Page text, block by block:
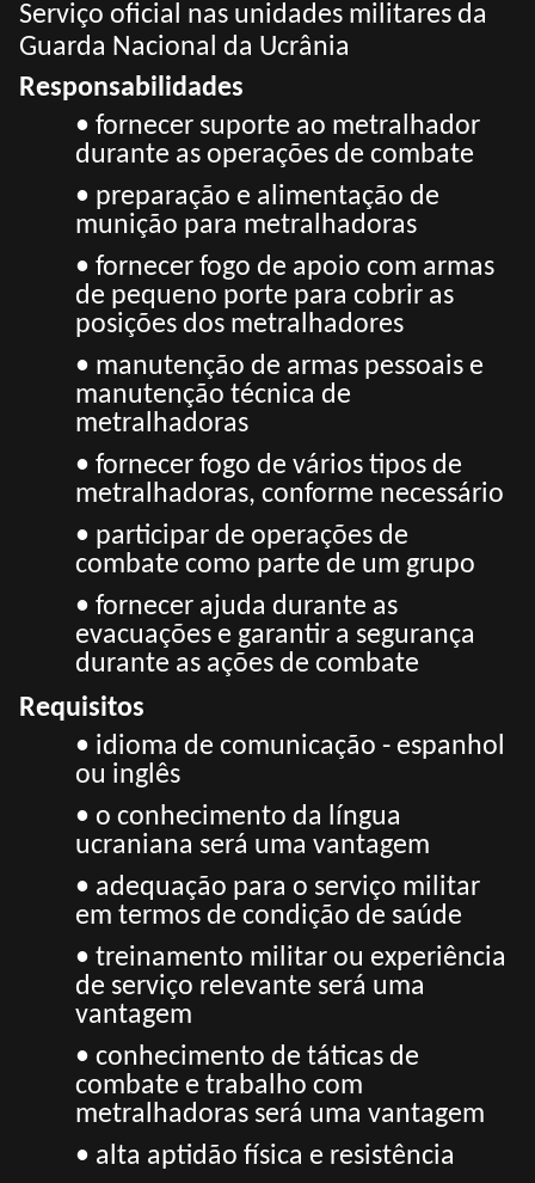
Serviço oficial nas unidades militares da
Guarda Nacional da Ucrânia
Responsabilidades
• fornecer suporte ao metralhador
durante as operações de combate
• preparação e alimentação de
munição para metralhadoras
• fornecer fogo de apoio com armas
de pequeno porte para cobrir as
posições dos metralhadores
• manutenção de armas pessoais e
manutenção técnica de
metralhadoras
• fornecer fogo de vários tipos de
metralhadoras, conforme necessário
• participar de operações de
combate como parte de um grupo
• fornecer ajuda durante as
evacuações e garantir a segurança
durante as ações de combate
Requisitos
• idioma de comunicação - espanhol
ou inglês
• o conhecimento da língua
ucraniana será uma vantagem
• adequação para o serviço militar
em termos de condição de saúde
• treinamento militar ou experiência
de serviço relevante será uma
vantagem
• conhecimento de táticas de
combate e trabalho com
metralhadoras será uma vantagem
• alta aptidão física e resistência